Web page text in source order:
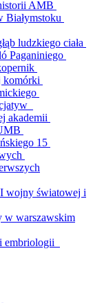
AMB
Białymstoku
ludzkiego ciała
Paganiniego
komórki
akademii
15
wojny światowej i
w warszawskim
embriologii